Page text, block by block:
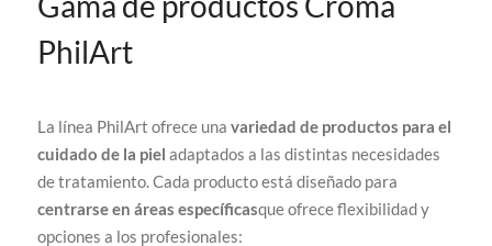
PhilArt
La línea PhilArt ofrece unavariedad de productos para el
cuidado de la piel adaptados a las distintas necesidades
de tratamiento. Cada producto está diseñado para
centrarse en áreas específicasque ofrece flexibilidad y
opciones a los profesionales: